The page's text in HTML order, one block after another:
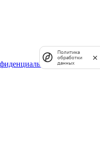
и
Политика
обработки
данных